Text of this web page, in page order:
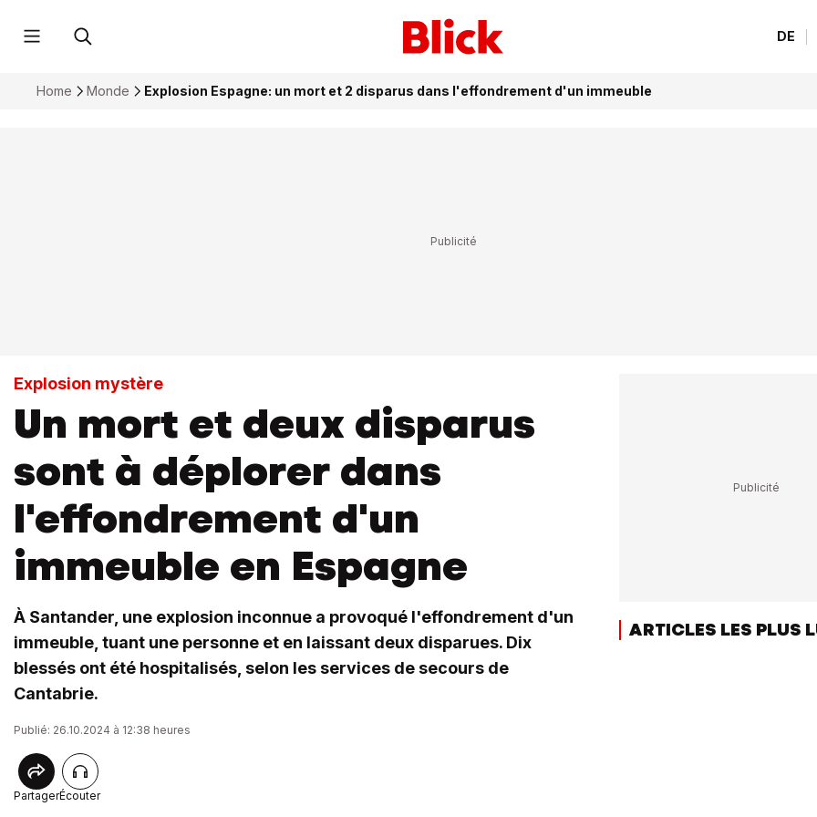
DE
Home Monde Explosion Espagne: un mort et 2 disparus dans l'effondrement d'un immeuble
Explosion mystère
Un mort et deux disparus
sont à déplorer dans
l'effondrement d'un
immeuble en Espagne
À Santander, une explosion inconnue a provoqué l'effondrement d'un
immeuble, tuant une personne et en laissant deux disparues. Dix
blessés ont été hospitalisés, selon les services de secours de
Cantabrie.
Publié: 26.10.2024 à 12:38 heures
PartagerÉcouter
ARTICLES LES PLUS